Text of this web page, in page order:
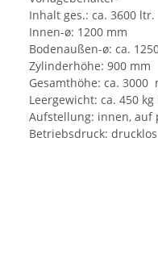
Inhalt ges.: ca. 3600 ltr.
Innen-ø: 1200 mm
Bodenaußen-ø: ca.
Zylinderhöhe: 900 mm
Gesamthöhe: ca.
Leergewicht: ca. 450
Aufstellung: innen, auf
Betriebsdruck: drucklos